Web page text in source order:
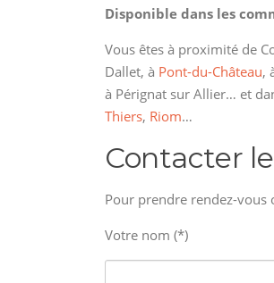
Disponible dans les
Vous êtes à proximité de
Dallet, à Pont-du-Château,
à Pérignat sur Allier… et
Thiers, Riom…
Contacter
Pour prendre rendez-
Votre nom (*)